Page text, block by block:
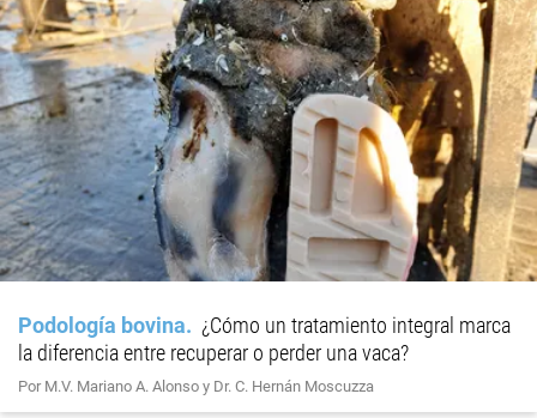
Podología bovina
¿Cómo un tratamiento integral marca
la diferencia entre recuperar o perder una vaca?
Por M.V. Mariano A. Alonso y Dr. C. Hernán Moscuzza